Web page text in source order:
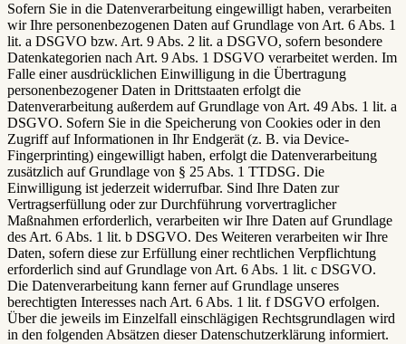
Sofern Sie in die Datenverarbeitung eingewilligt haben, verarbeiten
wir Ihre personenbezogenen Daten auf Grundlage von Art. 6 Abs. 1
lit. a DSGVO bzw. Art. 9 Abs. 2 lit. a DSGVO, sofern besondere
Datenkategorien nach Art. 9 Abs. 1 DSGVO verarbeitet werden. Im
Falle einer ausdrücklichen Einwilligung in die Übertragung
personenbezogener Daten in Drittstaaten erfolgt die
Datenverarbeitung außerdem auf Grundlage von Art. 49 Abs. 1 lit. a
DSGVO. Sofern Sie in die Speicherung von Cookies oder in den
Zugriff auf Informationen in Ihr Endgerät (z. B. via Device-
Fingerprinting) eingewilligt haben, erfolgt die Datenverarbeitung
zusätzlich auf Grundlage von § 25 Abs. 1 TTDSG. Die
Einwilligung ist jederzeit widerrufbar. Sind Ihre Daten zur
Vertragserfüllung oder zur Durchführung vorvertraglicher
Maßnahmen erforderlich, verarbeiten wir Ihre Daten auf Grundlage
des Art. 6 Abs. 1 lit. b DSGVO. Des Weiteren verarbeiten wir Ihre
Daten, sofern diese zur Erfüllung einer rechtlichen Verpflichtung
erforderlich sind auf Grundlage von Art. 6 Abs. 1 lit. c DSGVO.
Die Datenverarbeitung kann ferner auf Grundlage unseres
berechtigten Interesses nach Art. 6 Abs. 1 lit. f DSGVO erfolgen.
Über die jeweils im Einzelfall einschlägigen Rechtsgrundlagen wird
in den folgenden Absätzen dieser Datenschutzerklärung informiert.